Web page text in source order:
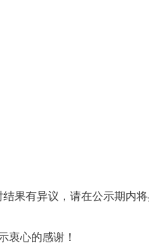
结果有异议，请在公示期内
衷心的感谢！